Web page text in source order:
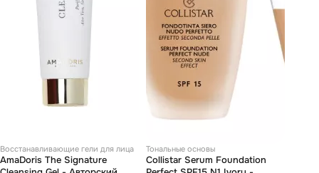
Восстанавливающие гели для лица
AmaDoris The Signature
Тональные основы
Collistar Serum Foundation